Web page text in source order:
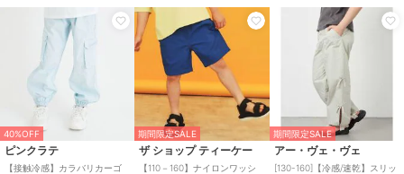
40%OFF
ピンクラテ
【接触冷感】カラバリカーゴ
期間限定SALE
ザ ショップ ティーケー
【110－160】ナイロンワッシ
期間限定SALE
アー・ヴェ・ヴェ
[130-160]【冷感/速乾】スリッ